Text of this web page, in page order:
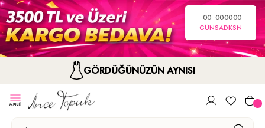
00
GÜN
00
SA
00
DK
00
SN
GÖRDÜĞÜNÜZÜN AYNISI